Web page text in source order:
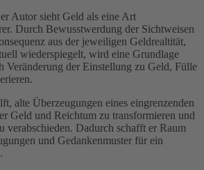
Autor sieht Geld als eine Art
Durch Bewusstwerdung der Sichtweisen
aus der jeweiligen Geldrealtität,
wiederspiegelt, wird eine Grundlage
Veränderung der Einstellung zu Geld, Fülle
alte Überzeugungen eines eingrenzenden
Geld und Reichtum zu transformieren und
verabschieden. Dadurch schafft er Raum
und Gedankenmuster für ein